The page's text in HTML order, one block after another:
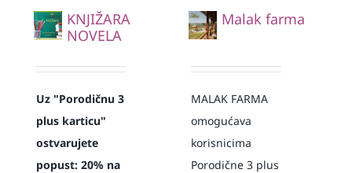
KNJIŽARA
NOVELA
Uz "Porodičnu 3
plus karticu"
ostvarujete
popust: 20% na
Malak farma
MALAK FARMA
omogućava
korisnicima
Porodične 3 plus